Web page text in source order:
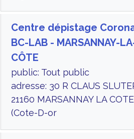
Centre dépistage
BC-LAB - MARSANNAY-
CÔTE
public: Tout public
adresse: 30 R CLAUS
21160 MARSANNAY LA COTE
(Cote-D-or